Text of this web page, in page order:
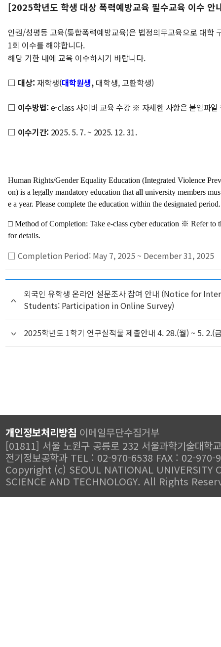
[2025학년도 학생 대상 폭력예방교육 필수교육 이수 안
인권/성평등 교육(통합폭력예방교육)은 법정의무교육으로 대학
1회 이수를 해야합니다.
해당 기한 내에 교육 이수하시기 바랍니다.
□ 대상: 재학생(대학원생, 대학생, 교환학생)
□ 이수방법: e-class 사이버 교육 수강 ※ 자세한 사항은 붙임파일
□ 이수기간: 2025. 5. 7. ~ 2025. 12. 31.
Human Rights/Gender Equality Education (Integrated Violence
on) is a legally mandatory education that all university members
e a year. Please complete the education within the designated period.
□Method of Completion: Take e-class cyber education ※ Refer to
for details.
□Completion Period: May 7, 2025 ~ December 31, 2025
외국인 유학생 온라인 설문조사 참여 안내 (Notice for
Students: Participation in Online Survey)
2025학년도 1학기 연구실적물 제출안내 4. 28.(월) ~ 5. 2.(
개인정보처리방침 이메일무단수집거부
[01811] 서울 노원구 공릉로 232 서울과학기술대학
전기정보공학과 TEL : 02-970-6538 FAX : 02-970-
Copyright (c) SEOUL NATIONAL UNIVERSITY
SCIENCE AND TECHNOLOGY. All Rights